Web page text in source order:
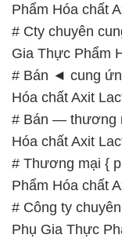
Phẩm Hóa chất
# Cty chuyên
Gia Thực Phẩm
# Bán ◄ cung
Hóa chất Axit
# Bán — thương
Hóa chất Axit
# Thương mại {
Phẩm Hóa chất
# Công ty
Phụ Gia Thực